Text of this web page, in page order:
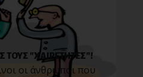
ΤΟΥΣ "ΧΑΙΡΕΤΗΤΕΣ"!
οι άνθρωποι που